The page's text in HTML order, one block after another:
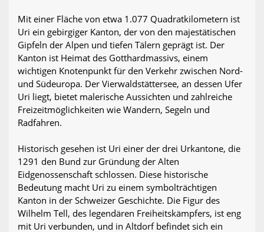
Mit einer Fläche von etwa 1.077 Quadratkilometern ist
Uri ein gebirgiger Kanton, der von den majestätischen
Gipfeln der Alpen und tiefen Tälern geprägt ist. Der
Kanton ist Heimat des Gotthardmassivs, einem
wichtigen Knotenpunkt für den Verkehr zwischen Nord-
und Südeuropa. Der Vierwaldstättersee, an dessen Ufer
Uri liegt, bietet malerische Aussichten und zahlreiche
Freizeitmöglichkeiten wie Wandern, Segeln und
Radfahren.
Historisch gesehen ist Uri einer der drei Urkantone, die
1291 den Bund zur Gründung der Alten
Eidgenossenschaft schlossen. Diese historische
Bedeutung macht Uri zu einem symbolträchtigen
Kanton in der Schweizer Geschichte. Die Figur des
Wilhelm Tell, des legendären Freiheitskämpfers, ist eng
mit Uri verbunden, und in Altdorf befindet sich ein